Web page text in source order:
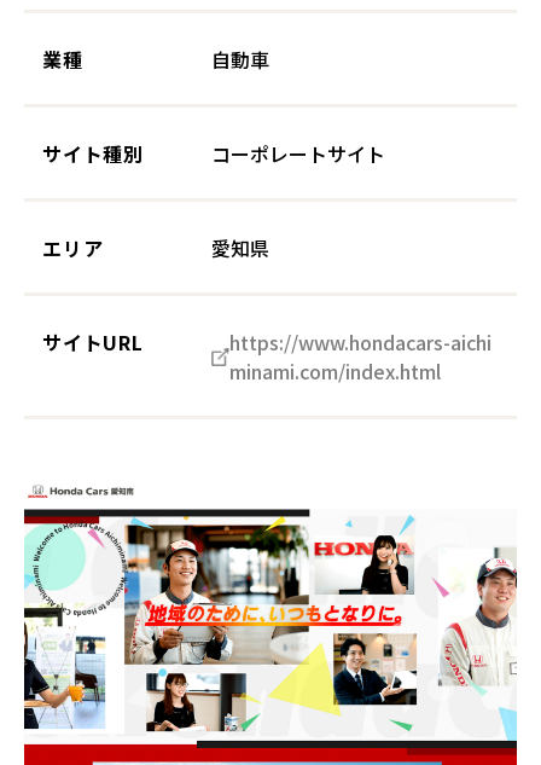
業種 自動車
サイト種別 コーポレートサイト
エリア 愛知県
サイトURL
https://www.hondacars-aichi
minami.com/index.html